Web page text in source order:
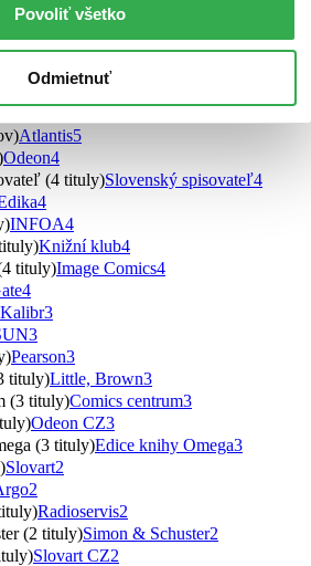
Povoliť všetko
Odmietnuť
(9 titulov) Penguin Books
titulov)HarperCollins9
Garamond
Atlantis5
Odeon4
(4 tituly)Slovenský spisovateľ4
4
INFOA4
Knižní klub4
tituly)Image Comics4
4
Kalibr3
3
Pearson3
tituly)Little, Brown3
(3 tituly)Comics centrum3
Odeon CZ3
(3 tituly)Edice knihy Omega3
Slovart2
2
Radioservis2
(2 tituly)Simon & Schuster2
Slovart CZ2